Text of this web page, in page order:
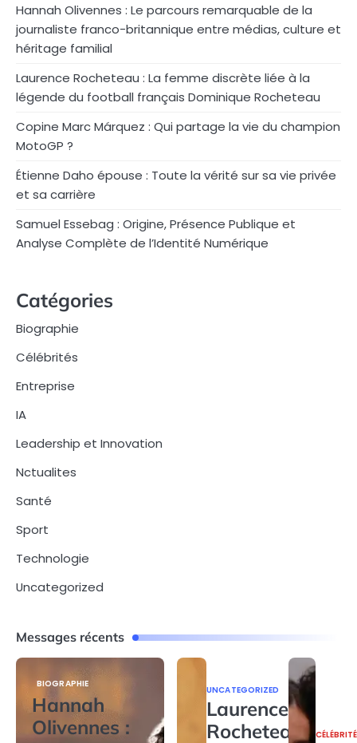
Hannah Olivennes : Le parcours remarquable de la
journaliste franco-britannique entre médias, culture et
héritage familial
Laurence Rocheteau : La femme discrète liée à la
légende du football français Dominique Rocheteau
Copine Marc Márquez : Qui partage la vie du champion
MotoGP ?
Étienne Daho épouse : Toute la vérité sur sa vie privée
et sa carrière
Samuel Essebag : Origine, Présence Publique et
Analyse Complète de l’Identité Numérique
Catégories
Biographie
Célébrités
Entreprise
IA
Leadership et Innovation
Nctualites
Santé
Sport
Technologie
Uncategorized
Messages récents
BIOGRAPHIE
Hannah
Olivennes :
UNCATEGORIZED
Laurence
Rocheteau